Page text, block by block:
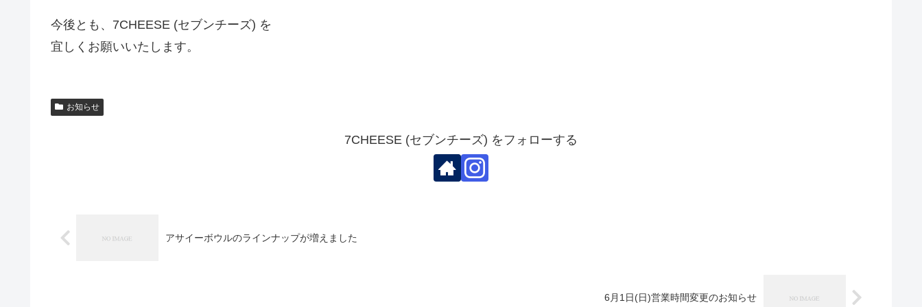
今後とも、7CHEESE (セブンチーズ) を
宜しくお願いいたします。
お知らせ
7CHEESE (セブンチーズ) をフォローする
アサイーボウルのラインナップが増えました
6月1日(日)営業時間変更のお知らせ